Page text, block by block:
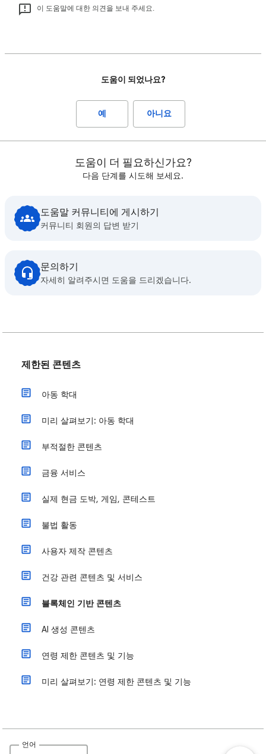
이 도움말에 대한 의견을 보내 주세요.
도움이 되었나요?
예 아니요
도움이 더 필요하신가요?
다음 단계를 시도해 보세요.
도움말 커뮤니티에 게시하기
커뮤니티 회원의 답변 받기
문의하기
자세히 알려주시면 도움을 드리겠습니다.
제한된 콘텐츠
아동 학대
미리 살펴보기: 아동 학대
부적절한 콘텐츠
금융 서비스
실제 현금 도박, 게임, 콘테스트
불법 활동
사용자 제작 콘텐츠
건강 관련 콘텐츠 및 서비스
블록체인 기반 콘텐츠
AI 생성 콘텐츠
연령 제한 콘텐츠 및 기능
미리 살펴보기: 연령 제한 콘텐츠 및 기능
언어